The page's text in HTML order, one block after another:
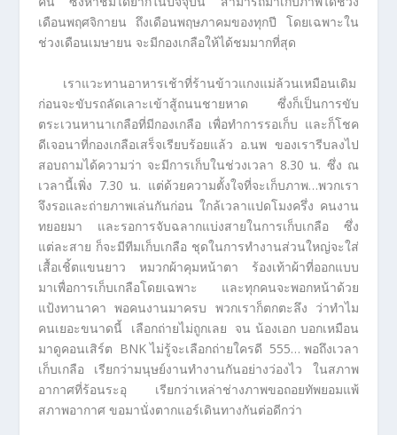
เดือนพฤศจิกายน ถึงเดือนพฤษภาคมของทุกปี โดยเฉพาะใน
ช่วงเดือนเมษายน จะมีกองเกลือให้ได้ชมมากที่สุด
เราแวะทานอาหารเช้าที่ร้านข้าวแกงแม่ล้วนเหมือนเดิม
ก่อนจะขับรถลัดเลาะเข้าสู้ถนนชายหาด ซึ่งก็เป็นการขับ
ตระเวนหานาเกลือที่มีกองเกลือ เพื่อทำการรอเก็บ และก็โชค
ดีเจอนาที่กองเกลือเสร็จเรียบร้อยแล้ว อ.นพ ของเรารีบลงไป
สอบถามได้ความว่า จะมีการเก็บในช่วงเวลา 8.30 น. ซึ่ง ณ
เวลานี้เพิ่ง 7.30 น. แต่ด้วยความตั้งใจที่จะเก็บภาพ…พวกเรา
จึงรอและถ่ายภาพเล่นกันก่อน ใกล้เวลาแปดโมงครึ่ง คนงาน
ทยอยมา และรอการจับฉลากแบ่งสายในการเก็บเกลือ ซึ่ง
แต่ละสาย ก็จะมีทีมเก็บเกลือ ชุดในการทำงานส่วนใหญ่จะใส่
เสื้อเชิ้ตแขนยาว หมวกผ้าคุมหน้าตา ร้องเท้าผ้าที่ออกแบบ
มาเพื่อการเก็บเกลือโดยเฉพาะ และทุกคนจะพอกหน้าด้วย
แป้งทานาคา พอคนงานมาครบ พวกเราก็ตกตะลึง ว่าทำไม
คนเยอะขนาดนี้ เลือกถ่ายไม่ถูกเลย จน น้องเอก บอกเหมือน
มาดูคอนเสิร์ต BNK ไม่รู้จะเลือกถ่ายใครดี 555… พอถึงเวลา
เก็บเกลือ เรียกว่ามนุษย์งานทำงานกันอย่างว่องไว ในสภาพ
อากาศที่ร้อนระอุ เรียกว่าเหล่าช่างภาพขอถอยทัพยอมแพ้
สภาพอากาศ ขอมานั่งตากแอร์เดินทางกันต่อดีกว่า